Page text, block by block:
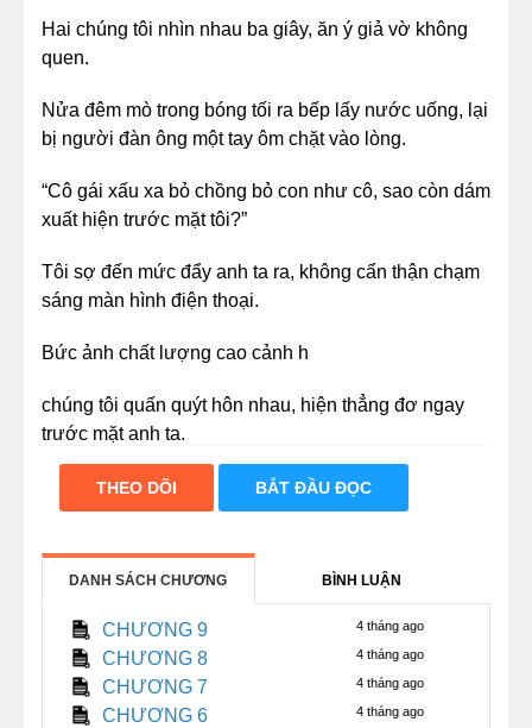
Hai chúng tôi nhìn nhau ba giây, ăn ý giả vờ không
quen.
Nửa đêm mò trong bóng tối ra bếp lấy nước uống, lại
bị người đàn ông một tay ôm chặt vào lòng.
“Cô gái xấu xa bỏ chồng bỏ con như cô, sao còn dám
xuất hiện trước mặt tôi?”
Tôi sợ đến mức đẩy anh ta ra, không cẩn thận chạm
sáng màn hình điện thoại.
Bức ảnh chất lượng cao cảnh h
chúng tôi quấn quýt hôn nhau, hiện thẳng đơ ngay
trước mặt anh ta.
Hơi thở anh ta nghẹn lại, cúi đầu tháo dây áo choàng
tắm.
Giọng khàn đi, còn mang theo chút tủi thân: “Cô đã
chủ động lấy lòng rồi, vậy thì tôi đành miễn cưỡng…”
Câu còn chưa nói xong, cái “tách” một tiếng.
Đèn sáng lên.
THEO DÕI BẮT ĐẦU ĐỌC
DANH SÁCH CHƯƠNG BÌNH LUẬN
CHƯƠNG 9 4 tháng ago
CHƯƠNG 8 4 tháng ago
CHƯƠNG 7 4 tháng ago
CHƯƠNG 6 4 tháng ago